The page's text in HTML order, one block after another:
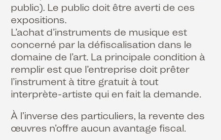
public). Le public doit être averti de ces
expositions.
L’achat d’instruments de musique est
concerné par la défiscalisation dans le
domaine de l’art. La principale condition à
remplir est que l’entreprise doit prêter
l’instrument à titre gratuit à tout
interprète-artiste qui en fait la demande.
À l’inverse des particuliers, la revente des
œuvres n’offre aucun avantage fiscal.